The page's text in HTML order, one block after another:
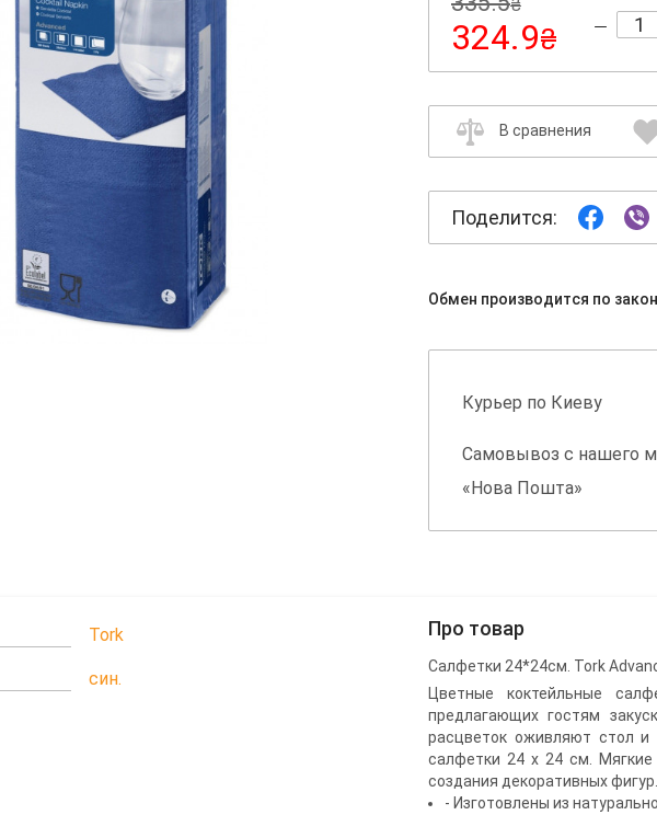
₴
324.9₴
В сравнения
Поделится:
Обмен производится по
Курьер по Киеву
Самовывоз с нашего
«Нова Пошта»
Tork
син.
Про товар
Салфетки 24*24см. Tork
Цветные коктейльные
предлагающих гостям
расцветок оживляют стол и
салфетки 24 х 24 см.
создания декоративных фигур.
- Изготовлены из